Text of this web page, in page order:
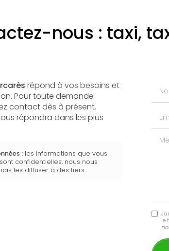
nous : taxi,
répond à vos besoins et
Pour toute demande
contact dès à présent.
répondra dans les plus
: les informations que vous
confidentielles, nous nous
les diffuser à des tiers.
le